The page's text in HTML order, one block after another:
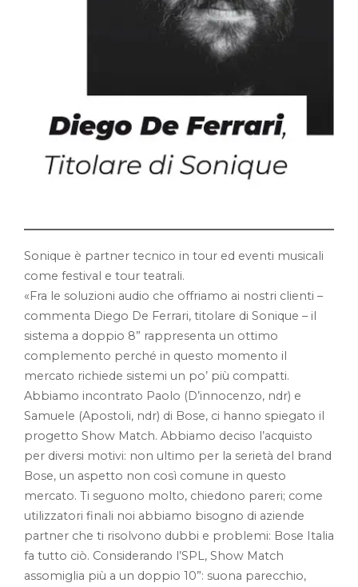
Sonique è partner tecnico in tour ed eventi musicali
come festival e tour teatrali.
«Fra le soluzioni audio che offriamo ai nostri clienti –
commenta Diego De Ferrari, titolare di Sonique – il
sistema a doppio 8” rappresenta un ottimo
complemento perché in questo momento il
mercato richiede sistemi un po’ più compatti.
Abbiamo incontrato Paolo (D’innocenzo, ndr) e
Samuele (Apostoli, ndr) di Bose, ci hanno spiegato il
progetto Show Match. Abbiamo deciso l’acquisto
per diversi motivi: non ultimo per la serietà del brand
Bose, un aspetto non così comune in questo
mercato. Ti seguono molto, chiedono pareri; come
utilizzatori finali noi abbiamo bisogno di aziende
partner che ti risolvono dubbi e problemi: Bose Italia
fa tutto ciò. Considerando l’SPL, Show Match
assomiglia più a un doppio 10”: suona parecchio,